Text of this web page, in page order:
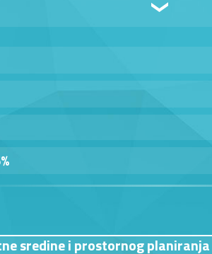
sredine i prostornog planiranja